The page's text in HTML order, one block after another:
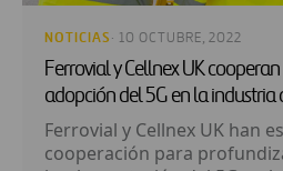
NOTICIAS · 10 OCTUBRE, 2022
Ferrovial y Cellnex UK
adopción del 5G en la industria
Ferrovial y Cellnex UK han
cooperación para